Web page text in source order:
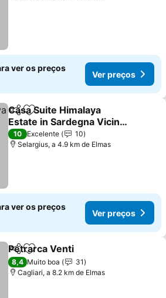
ver os preços
Ver preços
PartilharAdicionar aos favoritos
Casa Suite Himalaya
Estate in Sardegna Vicino
al Mare e Aeroporto Wi-Fi
& Parcheggio
Ver preços
10 Excelente
10
Selargius, a 4.9 km de Elmas
ver os preços
Ver preços
PartilharAdicionar aos favoritos
Petrarca Venti
8,4 Muito boa
31
Cagliari, a 8.2 km de Elmas